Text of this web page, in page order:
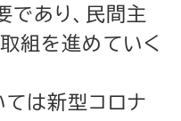
であり、民間主
組を進めていく
は新型コロナ